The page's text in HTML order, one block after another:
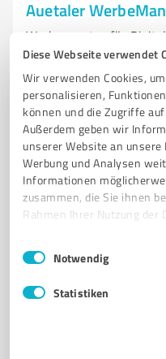
Diese Webseite verwendet
Wir verwenden Cookies,
personalisieren,
können und die Zugriffe
Außerdem geben wir
unserer Website an
Werbung und Analysen
Informationen
zusammen, die Sie ihnen
Rahmen Ihrer Nutzung der
Impressum
Einwilligungsauswahl
Notwendig
Statistiken
Auetaler
Werbeagentur für
kreative Lösungen in
WERBEAGENTUR DIGITALDRUCK
MEDIENGESTALTUNG
VISITENKARTEN KREATIVE
KUNDENSERVICE INDIVIDUELLE
Welle 23, 31749
7Bewertungen